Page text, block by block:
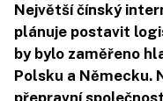
Největší čínský
plánuje postavit
by bylo zaměřeno
Polsku a Německu.
přepravní